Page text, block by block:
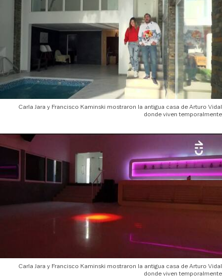
Carla Jara y Francisco Kaminski mostraron la antigua casa de Arturo Vidal
donde viven temporalmente
Carla Jara y Francisco Kaminski mostraron la antigua casa de Arturo Vidal
donde viven temporalmente